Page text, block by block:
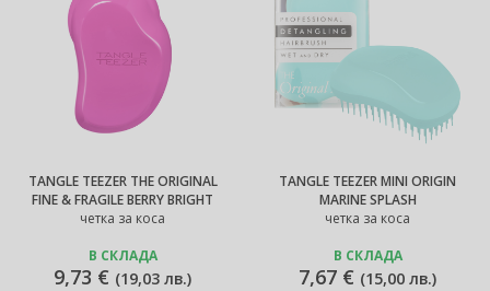
TANGLE TEEZER THE ORIGINAL
FINE & FRAGILE BERRY BRIGHT
четка за коса
В СКЛАДА
9,73 € (19,03 лв.)
TANGLE TEEZER MINI ORIGIN
MARINE SPLASH
четка за коса
В СКЛАДА
7,67 € (15,00 лв.)